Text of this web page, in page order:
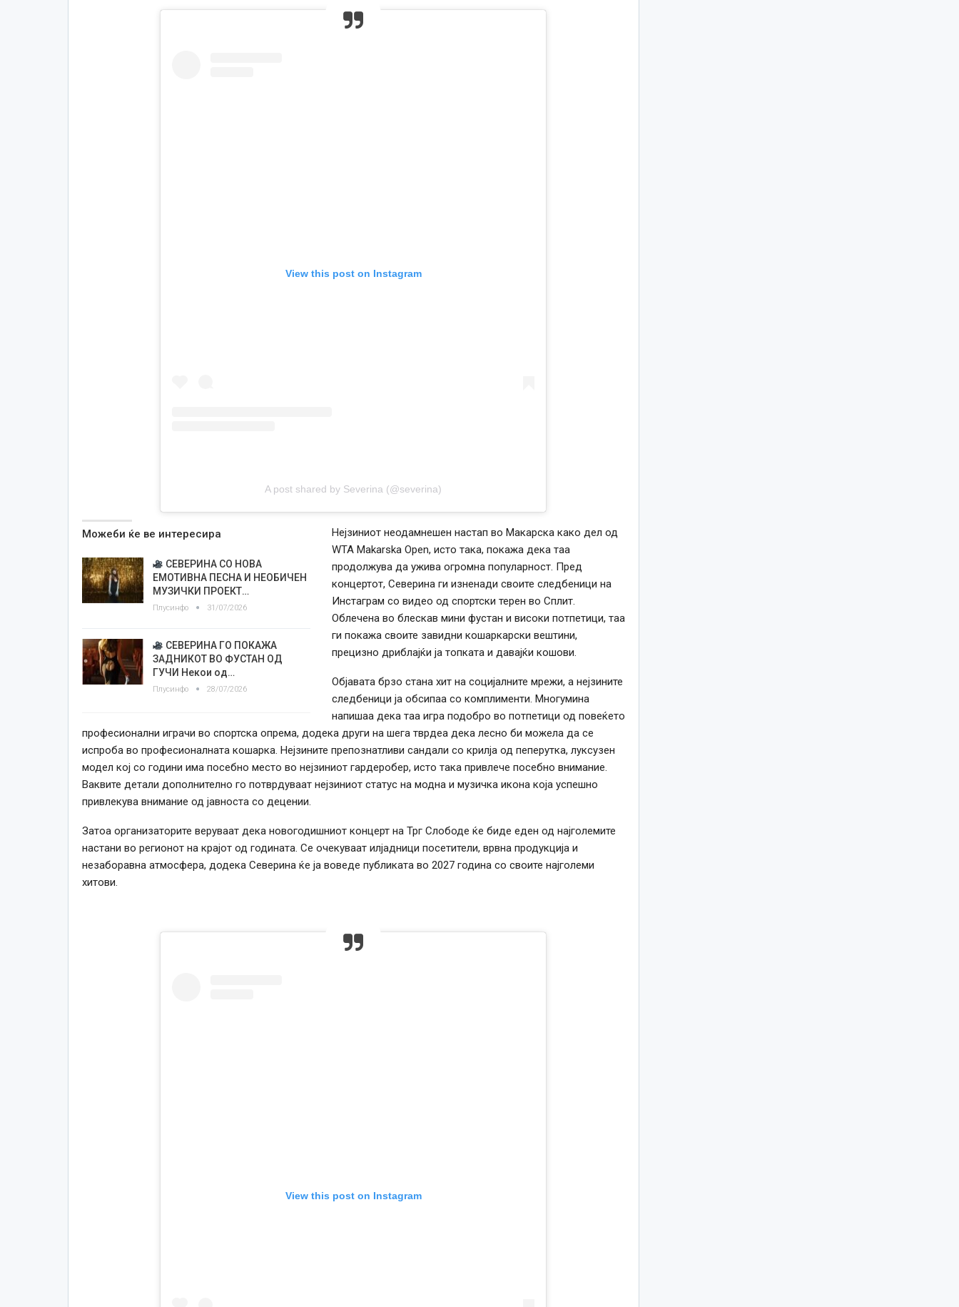
View this post on Instagram
A post shared by Severina (@severina)
Можеби ќе ве интересира
СЕВЕРИНА СО НОВА
ЕМОТИВНА ПЕСНА И НЕОБИЧЕН
МУЗИЧКИ ПРОЕКТ…
Плусинфо 31/07/2026
СЕВЕРИНА ГО ПОКАЖА
ЗАДНИКОТ ВО ФУСТАН ОД
ГУЧИ Некои од…
Плусинфо 28/07/2026
Нејзиниот неодамнешен настап во Макарска како дел од
WTA Makarska Open, исто така, покажа дека таа
продолжува да ужива огромна популарност. Пред
концертот, Северина ги изненади своите следбеници на
Инстаграм со видео од спортски терен во Сплит.
Облечена во блескав мини фустан и високи потпетици, таа
ги покажа своите завидни кошаркарски вештини,
прецизно дриблајќи ја топката и давајќи кошови.
Објавата брзо стана хит на социјалните мрежи, а нејзините
следбеници ја обсипаа со комплименти. Многумина
напишаа дека таа игра подобро во потпетици од повеќето
професионални играчи во спортска опрема, додека други на шега тврдеа дека лесно би можела да се
испроба во професионалната кошарка. Нејзините препознатливи сандали со крилја од пеперутка, луксузен
модел кој со години има посебно место во нејзиниот гардеробер, исто така привлече посебно внимание.
Ваквите детали дополнително го потврдуваат нејзиниот статус на модна и музичка икона која успешно
привлекува внимание од јавноста со децении.
Затоа организаторите веруваат дека новогодишниот концерт на Трг Слободе ќе биде еден од најголемите
настани во регионот на крајот од годината. Се очекуваат илјадници посетители, врвна продукција и
незаборавна атмосфера, додека Северина ќе ја воведе публиката во 2027 година со своите најголеми
хитови.
View this post on Instagram